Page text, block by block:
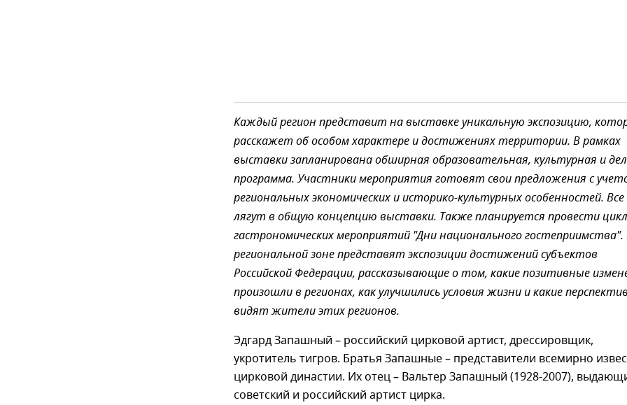
Каждый регион представит на выставке уникальную экспозицию,
расскажет об особом характере и достижениях территории. В рамках
выставки запланирована обширная образовательная, культурная и
программа. Участники мероприятия готовят свои предложения с
региональных экономических и историко-культурных особенностей.
лягут в общую концепцию выставки. Также планируется провести цикл
гастрономических мероприятий "Дни национального гостеприимства".
региональной зоне представят экспозиции достижений субъектов
Российской Федерации, рассказывающие о том, какие позитивные
произошли в регионах, как улучшились условия жизни и какие
видят жители этих регионов.
Эдгард Запашный – российский цирковой артист, дрессировщик,
укротитель тигров. Братья Запашные – представители всемирно
цирковой династии. Их отец – Вальтер Запашный (1928-2007),
советский и российский артист цирка.